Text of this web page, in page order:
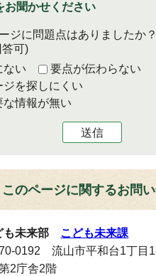
お聞かせください
ジに問題点はありましたか？
答可)
ない
要点が伝わらない
ジを探しにくい
な情報が無い
送信
このページに関するお問
も未来部 こども未来課
0192 流山市平和台1丁目
2庁舎2階